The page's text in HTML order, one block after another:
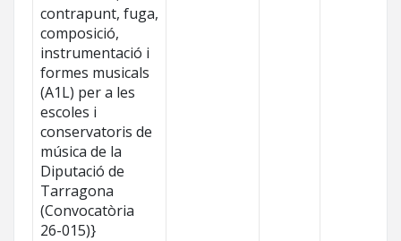
contrapunt, fuga,
composició,
instrumentació i
formes musicals
(A1L) per a les
escoles i
conservatoris de
música de la
Diputació de
Tarragona
(Convocatòria
26-015)}